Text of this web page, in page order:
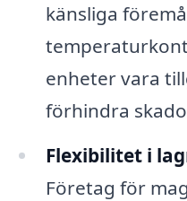
känsliga
enheter vara
förhindra
Flexibilitet i
Företag för